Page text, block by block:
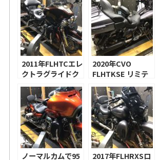
ットー
2011年FLHTCエレ
クトラグライドク
ーニング！
2020年CVO
FLHTKSE リミテ
グ！ハーレー純正
ハイフローエアク
リーナー、
S&SMk45スリッ
プオンマフラー！
ノーマルカムで95
2017年FLHRXSロ